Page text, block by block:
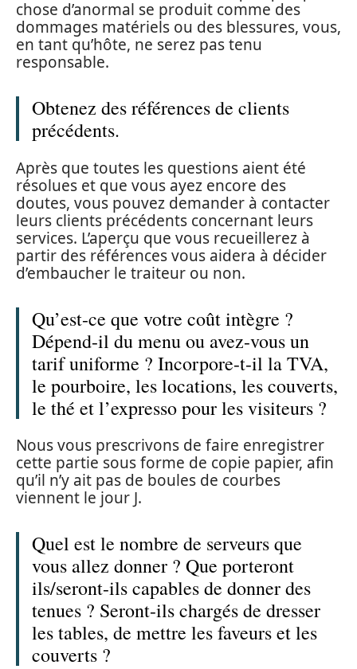
chose d’anormal se produit comme des
dommages matériels ou des blessures, vous,
en tant qu’hôte, ne serez pas tenu
responsable.
Obtenez des références de clients
précédents.
Après que toutes les questions aient été
résolues et que vous ayez encore des
doutes, vous pouvez demander à contacter
leurs clients précédents concernant leurs
services. L’aperçu que vous recueillerez à
partir des références vous aidera à décider
d’embaucher le traiteur ou non.
Qu’est-ce que votre coût intègre ?
Dépend-il du menu ou avez-vous un
tarif uniforme ? Incorpore-t-il la TVA,
le pourboire, les locations, les couverts,
le thé et l’expresso pour les visiteurs ?
Nous vous prescrivons de faire enregistrer
cette partie sous forme de copie papier, afin
qu’il n’y ait pas de boules de courbes
viennent le jour J.
Quel est le nombre de serveurs que
vous allez donner ? Que porteront
ils/seront-ils capables de donner des
tenues ? Seront-ils chargés de dresser
les tables, de mettre les faveurs et les
couverts ?